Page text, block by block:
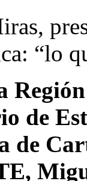
“lo
de
de